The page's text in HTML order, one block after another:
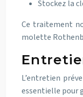
Stockez la
Ce traitement
molette
L’entretien
essentielle pour